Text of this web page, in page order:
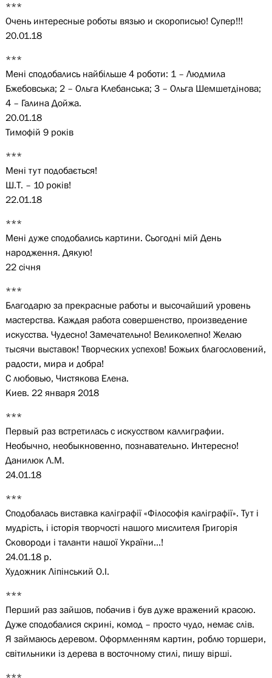
***
Очень интересные роботы вязью и скорописью! Супер!!!
20.01.18
***
Мені сподобались найбільше 4 роботи: 1 – Людмила
Бжебовська; 2 – Ольга Клебанська; 3 – Ольга Шемшетдінова;
4 – Галина Дойжа.
20.01.18
Тимофій 9 років
***
Мені тут подобається!
Ш.Т. – 10 років!
22.01.18
***
Мені дуже сподобались картини. Сьогодні мій День
народження. Дякую!
22 січня
***
Благодарю за прекрасные работы и высочайший уровень
мастерства. Каждая работа совершенство, произведение
искусства. Чудесно! Замечательно! Великолепно! Желаю
тысячи выставок! Творческих успехов! Божьих благословений,
радости, мира и добра!
С любовью, Чистякова Елена.
Киев. 22 января 2018
***
Первый раз встретилась с искусством каллиграфии.
Необычно, необыкновенно, познавательно. Интересно!
Данилюк Л.М.
24.01.18
***
Сподобалась виставка каліграфії «Філософія каліграфії». Тут і
мудрість, і історія творчості нашого мислителя Григорія
Сковороди і таланти нашої України...!
24.01.18 р.
Художник Ліпінський О.І.
***
Перший раз зайшов, побачив і був дуже вражений красою.
Дуже сподобалися скрині, комод – просто чудо, немає слів.
Я займаюсь деревом. Оформленням картин, роблю торшери,
світильники із дерева в восточному стилі, пишу вірші.